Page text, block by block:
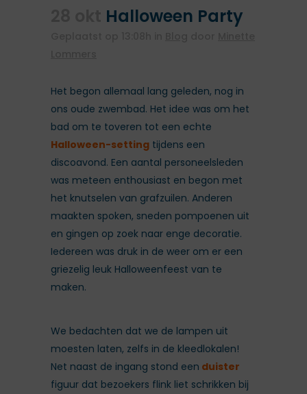
Halloween Party
Het begon allemaal lang geleden, nog in
ons oude zwembad. Het idee was om het
bad om te toveren tot een echte
Halloween-setting tijdens een
discoavond. Een aantal personeelsleden
was meteen enthousiast en begon met
het knutselen van grafzuilen. Anderen
maakten spoken, sneden pompoenen uit
en gingen op zoek naar enge decoratie.
Iedereen was druk in de weer om er een
griezelig leuk Halloweenfeest van te
maken.
We bedachten dat we de lampen uit
moesten laten, zelfs in de kleedlokalen!
Net naast de ingang stond een duister
figuur dat bezoekers flink liet schrikken bij